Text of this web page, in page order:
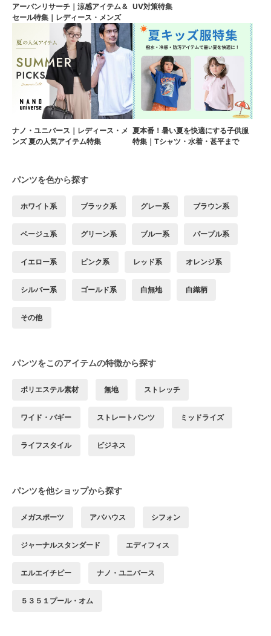
アーバンリサーチ｜涼感アイテム＆
セール特集｜レディース・メンズ
UV対策特集
ナノ・ユニバース｜レディース・メ
ンズ 夏の人気アイテム特集
夏本番！暑い夏を快適にする子供服
特集｜Tシャツ・水着・甚平まで
パンツを色から探す
ホワイト系 ブラック系 グレー系 ブラウン系
ベージュ系 グリーン系 ブルー系 パープル系
イエロー系 ピンク系 レッド系 オレンジ系
シルバー系 ゴールド系 白無地 白織柄
その他
パンツをこのアイテムの特徴から探す
ポリエステル素材 無地 ストレッチ
ワイド・バギー ストレートパンツ ミッドライズ
ライフスタイル ビジネス
パンツを他ショップから探す
メガスポーツ アバハウス シフォン
ジャーナルスタンダード エディフィス
エルエイチピー ナノ・ユニバース
５３５１プール・オム